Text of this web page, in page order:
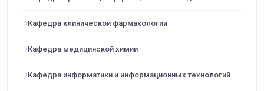
Кафедра клинической фармакологии
Кафедра медицинской химии
Кафедра информатики и информационных технологий